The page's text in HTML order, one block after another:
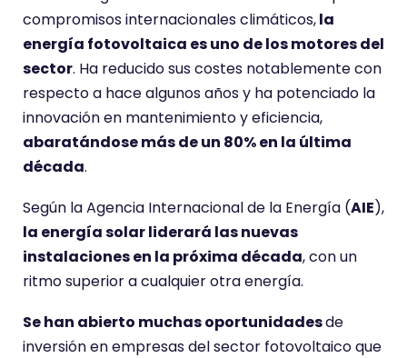
compromisos internacionales climáticos,la
energía fotovoltaica es uno de los motores del
sector. Ha reducido sus costes notablemente con
respecto a hace algunos años y ha potenciado la
innovación en mantenimiento y eficiencia,
abaratándose más de un 80% en la última
década.
Según la Agencia Internacional de la Energía (AIE),
la energía solar liderará las nuevas
instalaciones en la próxima década, con un
ritmo superior a cualquier otra energía.
Se han abierto muchas oportunidadesde
inversión en empresas del sector fotovoltaico que